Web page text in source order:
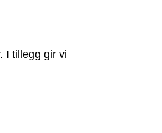
I tillegg gir vi